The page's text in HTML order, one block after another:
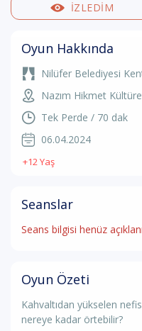
İZLEDİM
Oyun Hakkında
Nilüfer Belediyesi
Nazım Hikmet
Tek Perde / 70 dak
06.04.2024
+12 Yaş
Seanslar
Seans bilgisi henüz
Oyun Özeti
Kahvaltıdan yükselen
nereye kadar örtebilir?